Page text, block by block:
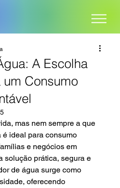
A Escolha
Consumo
mas nem sempre a que
é ideal para consumo
e negócios em
solução prática, segura e
de água surge como
oferecendo